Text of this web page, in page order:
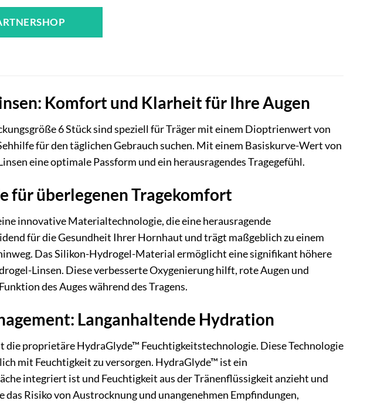
Komfort und Klarheit für Ihre Augen
6 Stück sind speziell für Träger mit einem Dioptrienwert von
für den täglichen Gebrauch suchen. Mit einem Basiskurve-Wert von
eine optimale Passform und ein herausragendes Tragegefühl.
überlegenen Tragekomfort
innovative Materialtechnologie, die eine herausragende
für die Gesundheit Ihrer Hornhaut und trägt maßgeblich zu einem
Das Silikon-Hydrogel-Material ermöglicht eine signifikant höhere
Linsen. Diese verbesserte Oxygenierung hilft, rote Augen und
des Auges während des Tragens.
Langanhaltende Hydration
proprietäre HydraGlyde™ Feuchtigkeitstechnologie. Diese Technologie
mit Feuchtigkeit zu versorgen. HydraGlyde™ ist ein
integriert ist und Feuchtigkeit aus der Tränenflüssigkeit anzieht und
Risiko von Austrocknung und unangenehmen Empfindungen,